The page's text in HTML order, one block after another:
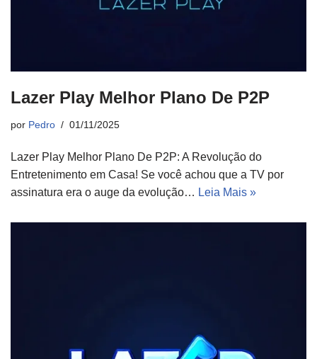
Lazer Play Melhor Plano De P2P
por Pedro 01/11/2025
Lazer Play Melhor Plano De P2P: A Revolução do
Entretenimento em Casa! Se você achou que a TV por
assinatura era o auge da evolução… Leia Mais »